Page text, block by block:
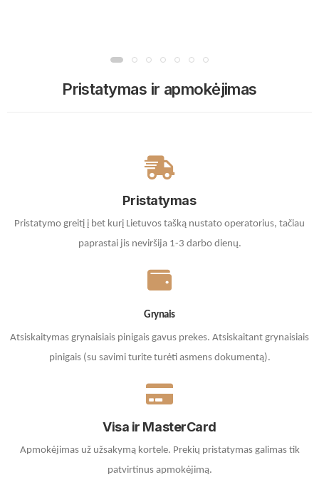
Pristatymas ir apmokėjimas
Pristatymas
Pristatymo greitį į bet kurį Lietuvos tašką nustato operatorius, tačiau
paprastai jis neviršija 1-3 darbo dienų.
Grynais
Atsiskaitymas grynaisiais pinigais gavus prekes. Atsiskaitant grynaisiais
pinigais (su savimi turite turėti asmens dokumentą).
Visa ir MasterCard
Apmokėjimas už užsakymą kortele. Prekių pristatymas galimas tik
patvirtinus apmokėjimą.